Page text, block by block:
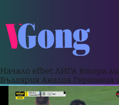
Начало efbet ЛИГА Втора
България Англия Германия